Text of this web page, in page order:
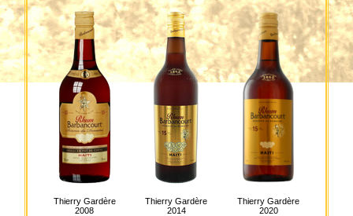
Thierry Gardère
2008
Thierry Gardère
2014
Thierry Gardère
2020